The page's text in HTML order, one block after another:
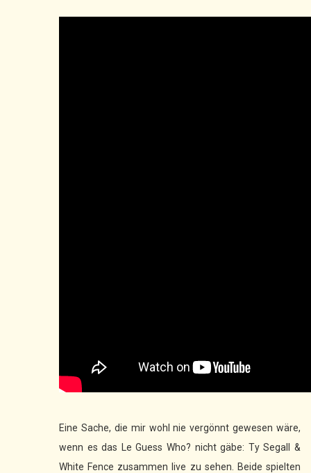
Eine Sache, die mir wohl nie vergönnt gewesen wäre,
wenn es das Le Guess Who? nicht gäbe: Ty Segall &
White Fence zusammen live zu sehen. Beide spielten